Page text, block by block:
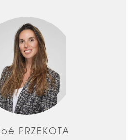
PRZEKOTA